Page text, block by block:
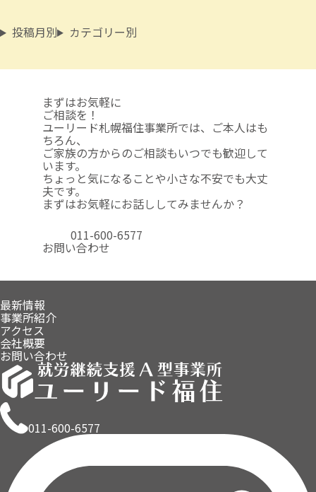
投稿月別 カテゴリー別
まずはお気軽に
ご相談を！
ユーリード札幌福住事業所では、ご本人はも
ちろん、
ご家族の方からのご相談もいつでも歓迎して
います。
ちょっと気になることや小さな不安でも大丈
夫です。
まずはお気軽にお話ししてみませんか？
011-600-6577
お問い合わせ
最新情報
事業所紹介
アクセス
会社概要
お問い合わせ
011-600-6577